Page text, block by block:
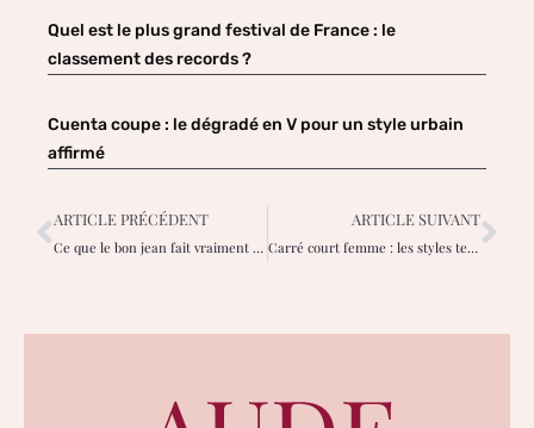
Quel est le plus grand festival de France : le
classement des records ?
Cuenta coupe : le dégradé en V pour un style urbain
affirmé
ARTICLE PRÉCÉDENT
Ce que le bon jean fait vraiment pour la confiance des femmes
ARTICLE SUIVANT
Carré court femme : les styles tendances pour un effet rajeunissant